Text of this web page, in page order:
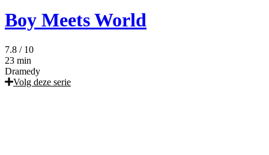
Boy Meets World
7.8 / 10
23 min
Dramedy
Volg deze serie